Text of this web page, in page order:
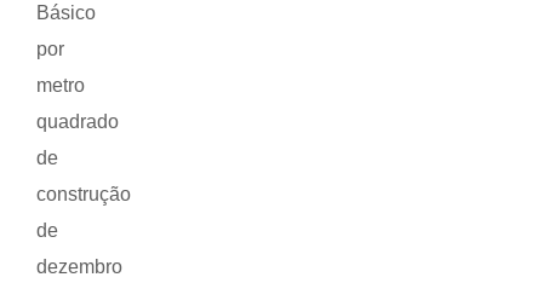
Básico
por
metro
quadrado
de
construção
de
dezembro